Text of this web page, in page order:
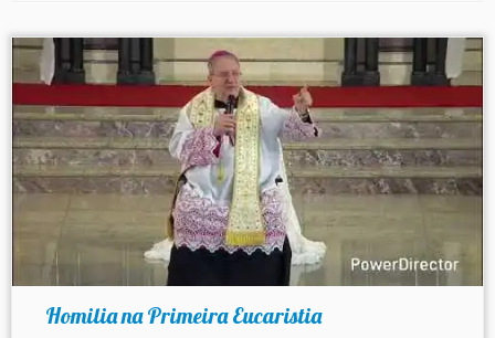
Homilia na Primeira Eucaristia